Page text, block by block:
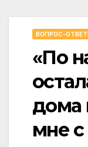
ВОПРОС-
«По
дома
мне с